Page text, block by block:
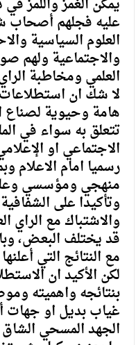
يمكن الغمز واللمز
عليه فجلهم
العلوم السياسية
والاجتماعية ولهم
العلمي ومخاطبة
لا شك ان
هامة وحيوية لصناع
تتعلق به سواء في
الاجتماعي او
رسميا امام الاعلام
منهجي ومؤسسي
وتأكيدا على
والاشتباك مع الراي
قد يختلف البعض،
مع النتائج التي
لكن الأكيد ان
بنتائجه واهميته
غياب بديل او جهات
الجهد المسحي